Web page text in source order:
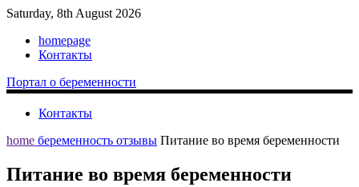
Saturday, 8th August 2026
homepage
Контакты
Портал о беременности
Контакты
home беременность отзывы Питание во время беременности
Питание во время беременности